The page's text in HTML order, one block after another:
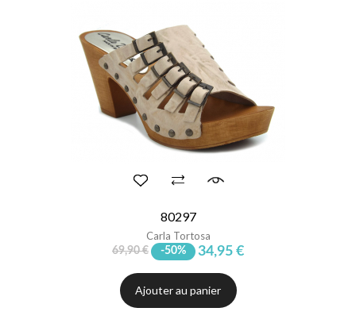
80297
Carla Tortosa
69,90 € -50% 34,95 €
Ajouter au panier